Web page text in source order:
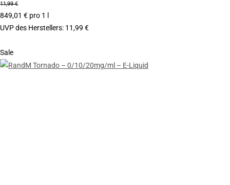
11,99 €
849,01 € pro 1 l
UVP des Herstellers: 11,99 €
Sale